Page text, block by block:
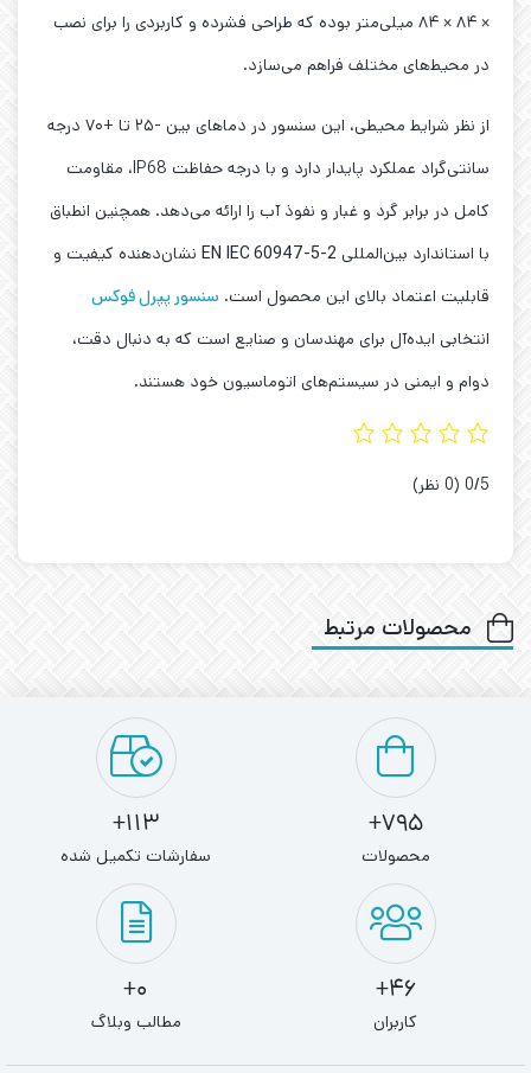
× ۸۴ × ۸۴ میلی‌متر بوده که طراحی فشرده و کاربردی را برای نصب
در محیط‌های مختلف فراهم می‌سازد.
از نظر شرایط محیطی، این سنسور در دماهای بین -۲۵ تا +۷۰ درجه
سانتی‌گراد عملکرد پایدار دارد و با درجه حفاظت IP68، مقاومت
کامل در برابر گرد و غبار و نفوذ آب را ارائه می‌دهد. همچنین انطباق
با استاندارد بین‌المللی EN IEC 60947-5-2 نشان‌دهنده کیفیت و
قابلیت اعتماد بالای این محصول است. سنسور پپرل فوکس
انتخابی ایده‌آل برای مهندسان و صنایع است که به دنبال دقت،
دوام و ایمنی در سیستم‌های اتوماسیون خود هستند.
‫0/5 ‫(0 نظر)
محصولات مرتبط
795+
محصولات
113+
سفارشات تکمیل شده
46+
کاربران
0+
مطالب وبلاگ